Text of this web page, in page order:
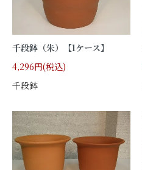
千段鉢（朱）【1ケース】
4,296円(税込)
千段鉢